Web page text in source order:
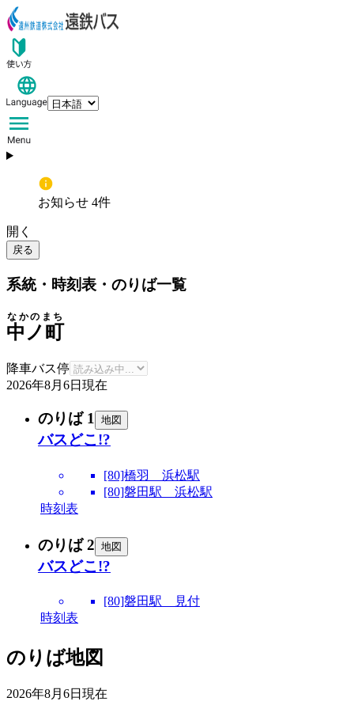
お知らせ 4件
開く
戻る
系統・時刻表・のりば一覧
中ノ町
なかのまち
降車バス停
2026年8月6日 現在
のりば 1 地図
バスどこ!?
[80]橋羽 浜松駅
[80]磐田駅 浜松駅
時刻表
のりば 2 地図
バスどこ!?
[80]磐田駅 見付
時刻表
のりば地図
2026年8月6日 現在